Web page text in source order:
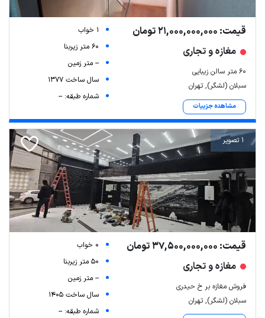
قیمت: 21,000,000,000 تومان
مغازه و تجاری
60 متر سالن زیبایی
سبلان (لشگر), تهران
مشاهده جزییات
1 خواب
60 متر زیربنا
-- متر زمین
سال ساخت 1377
شماره طبقه: --
1 تصویر
قیمت: 37,500,000,000 تومان
مغازه و تجاری
فروش مغازه بر خ حیدری
سبلان (لشگر), تهران
0 خواب
50 متر زیربنا
-- متر زمین
سال ساخت 1405
شماره طبقه: --